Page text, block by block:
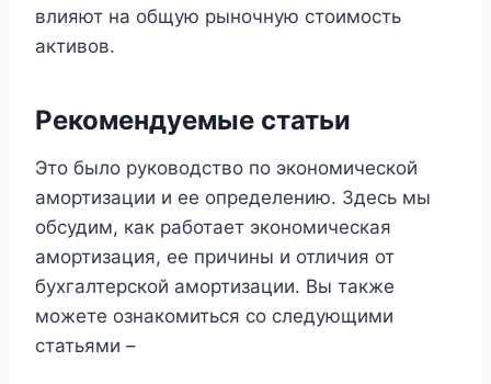
влияют на общую рыночную стоимость
активов.
Рекомендуемые статьи
Это было руководство по экономической
амортизации и ее определению. Здесь мы
обсудим, как работает экономическая
амортизация, ее причины и отличия от
бухгалтерской амортизации. Вы также
можете ознакомиться со следующими
статьями –